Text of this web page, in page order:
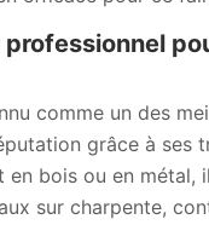
comme un des
grâce à ses
bois ou en métal,
sur charpente,